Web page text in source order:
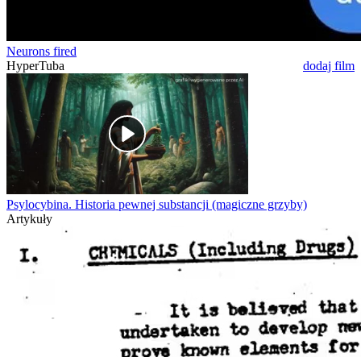
Neurons fired
HyperTuba
dodaj film
Psylocybina. Historia pewnej substancji (magiczne grzyby)
Artykuły